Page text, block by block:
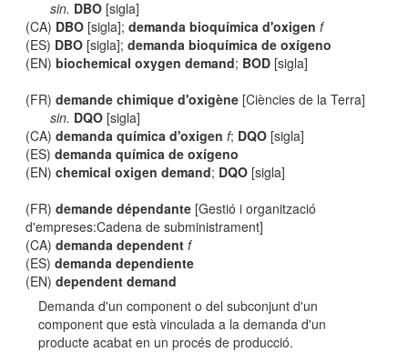
sin. DBO[sigla]
(CA) DBO [sigla];demanda bioquímica d'oxigen f
(ES) DBO [sigla];demanda bioquímica de oxígeno
(EN)biochemical oxygen demand; BOD [sigla]
(FR)demande chimique d'oxigène [Ciències de la Terra]
sin. DQO[sigla]
(CA)demanda química d'oxigen f; DQO [sigla]
(ES)demanda química de oxígeno
(EN)chemical oxigen demand; DQO [sigla]
(FR)demande dépendante [Gestió i organització
d'empreses:Cadena de subministrament]
(CA)demanda dependent f
(ES)demanda dependiente
(EN)dependent demand
Demanda d'un component o del subconjunt d'un
component que està vinculada a la demanda d'un
producte acabat en un procés de producció.